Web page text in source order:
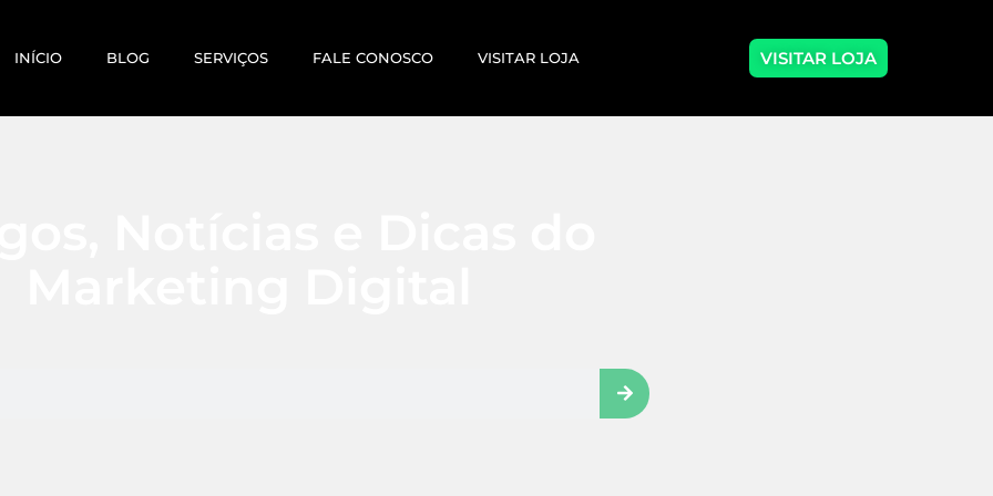
INÍCIO BLOG SERVIÇOS FALE CONOSCO VISITAR LOJA VISITAR LOJA